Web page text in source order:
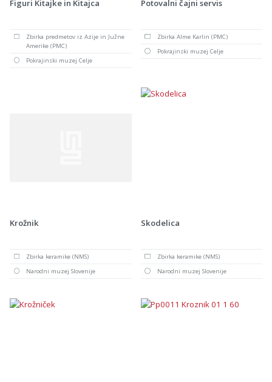
Figuri Kitajke in Kitajca
Zbirka predmetov iz Azije in Južne
Amerike (PMC)
Pokrajinski muzej Celje
Potovalni čajni servis
Zbirka Alme Karlin (PMC)
Pokrajinski muzej Celje
Krožnik
Zbirka keramike (NMS)
Narodni muzej Slovenije
Skodelica
Zbirka keramike (NMS)
Narodni muzej Slovenije